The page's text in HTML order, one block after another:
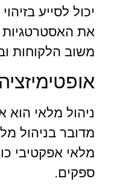
יכול לסייע
את האסטרטגיות
משוב הלקוחות
ניהול מלאי
מדובר בניהול
מלאי אפקטיבי
ספקים.